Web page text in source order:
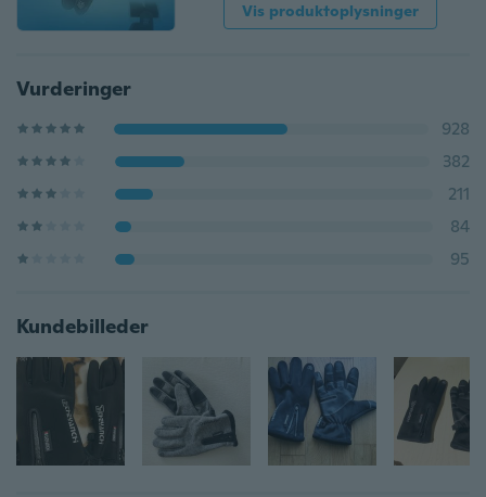
Vis produktoplysninger
Vurderinger
928
382
211
84
95
Kundebilleder